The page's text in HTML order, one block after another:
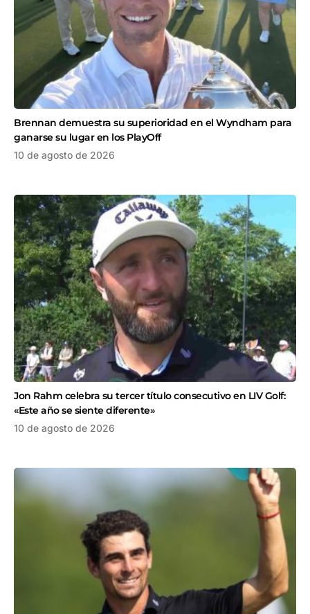
Brennan demuestra su superioridad en el Wyndham para
ganarse su lugar en los PlayOff
10 de agosto de 2026
Jon Rahm celebra su tercer título consecutivo en LIV Golf:
«Este año se siente diferente»
10 de agosto de 2026